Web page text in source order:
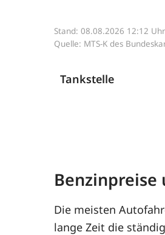
Stand: 08.08.2026 12:12 Uhr
Quelle: MTS-K des
Tankstelle
Benzinpreise
Die meisten
lange Zeit die